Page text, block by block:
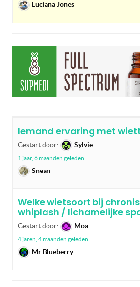
Luciana Jones
Iemand ervaring met
Gestart door: Sylvie
1 jaar, 6 maanden geleden
Snean
Welke wietsoort bij
whiplash / lichamelijke
Gestart door: Moa
4 jaren, 4 maanden geleden
Mr Blueberry